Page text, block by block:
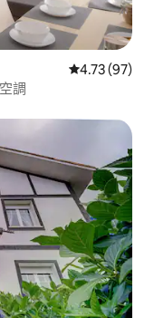
從 97 則評價
4.73 (97)
調